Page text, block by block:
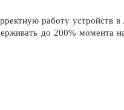
работу устройств в
до 200% момента